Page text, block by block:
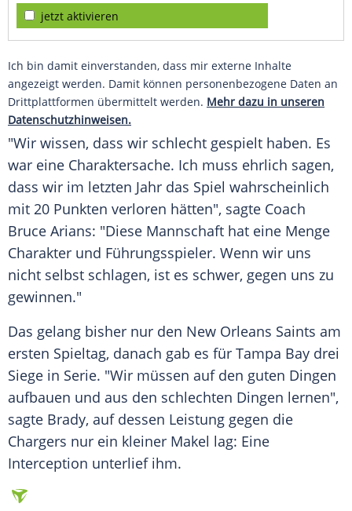
jetzt aktivieren
Ich bin damit einverstanden, dass mir externe Inhalte
angezeigt werden. Damit können personenbezogene Daten an
Drittplattformen übermittelt werden. Mehr dazu in unseren
Datenschutzhinweisen.
"Wir wissen, dass wir schlecht gespielt haben. Es
war eine Charaktersache. Ich muss ehrlich sagen,
dass wir im letzten Jahr das Spiel wahrscheinlich
mit 20 Punkten verloren hätten", sagte Coach
Bruce Arians: "Diese Mannschaft hat eine Menge
Charakter und Führungsspieler. Wenn wir uns
nicht selbst schlagen, ist es schwer, gegen uns zu
gewinnen."
Das gelang bisher nur den New Orleans Saints am
ersten Spieltag, danach gab es für Tampa Bay drei
Siege in Serie. "Wir müssen auf den guten Dingen
aufbauen und aus den schlechten Dingen lernen",
sagte Brady, auf dessen Leistung gegen die
Chargers nur ein kleiner Makel lag: Eine
Interception unterlief ihm.